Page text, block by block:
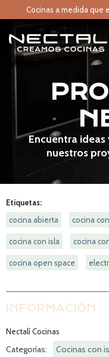
Cocinas a medida que
Encuentra
nuestros
INFORMACIÓN
Nectalí Cocinas
Categorías: Cocinas con
Etiquetas:
cocina abierta
cocina
cocina con isla cocina
cocina open space